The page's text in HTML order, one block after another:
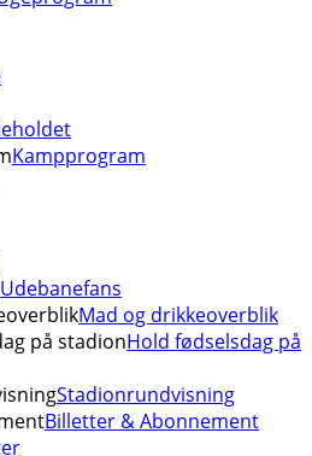
Kampprogram
Udebanefans
Mad og drikkeoverblik
på stadionHold fødselsdag på
Stadionrundvisning
Billetter & Abonnement